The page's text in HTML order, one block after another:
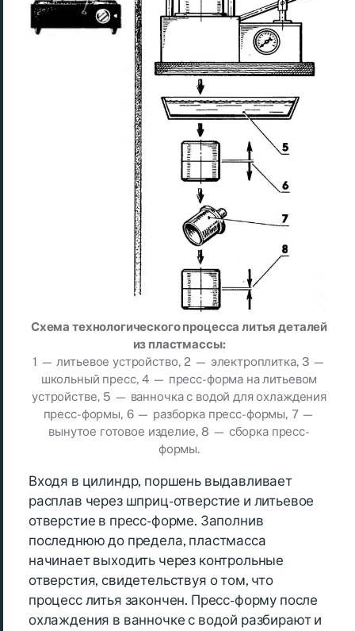
Схема технологического процесса литья деталей
из пластмассы:
1 — литьевое устройство, 2 — электроплитка, 3 —
школьный пресс, 4 — пресс-форма на литьевом
устройстве, 5 — ванночка с водой для охлаждения
пресс-формы, 6 — разборка пресс-формы, 7 —
вынутое готовое изделие, 8 — сборка пресс-
формы.
Входя в цилиндр, поршень выдавливает
расплав через шприц-отверстие и литьевое
отверстие в пресс-форме. Заполнив
последнюю до предела, пластмасса
начинает выходить через контрольные
отверстия, свидетельствуя о том, что
процесс литья закончен. Пресс-форму после
охлаждения в ванночке с водой разбирают и